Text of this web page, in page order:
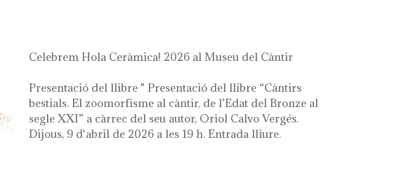
Celebrem Hola Ceràmica! 2026 al Museu del Càntir
Presentació del llibre " Presentació del llibre “Càntirs
bestials. El zoomorfisme al càntir, de l’Edat del Bronze al
segle XXI” a càrrec del seu autor, Oriol Calvo Vergés.
Dijous, 9 d'abril de 2026 a les 19 h. Entrada lliure.